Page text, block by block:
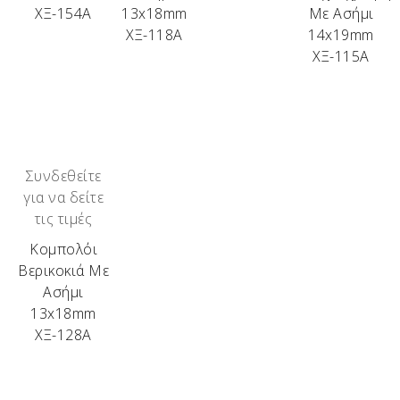
Όλα αυτά για να γνωρίζει ο κάτοχος ενός τέτοιου
κομπολογιού, τι κρατάει στα χέρια του. Λόγω της
ιδιαιτερότητάς τους, όπως αντιλαμβάνεστε, είναι
Πουρνάρι – Βελανιδιά – Κουμαριά – Σκίνος –
Αγριελιά – Κουτσουπιά – Μουριά – Πορτοκαλιά –
Βίδι – Ευκάλυπτος – Καρυδιά – Ιτιά – Κερασιά –
Κυπαρίσσι.
ΧΞ-154Α
13x18mm
ΧΞ-118Α
Με Ασήμι
14x19mm
ΧΞ-115Α
Συνδεθείτε
για να δείτε
τις τιμές
Κομπολόι
Βερικοκιά Με
Ασήμι
13x18mm
ΧΞ-128Α